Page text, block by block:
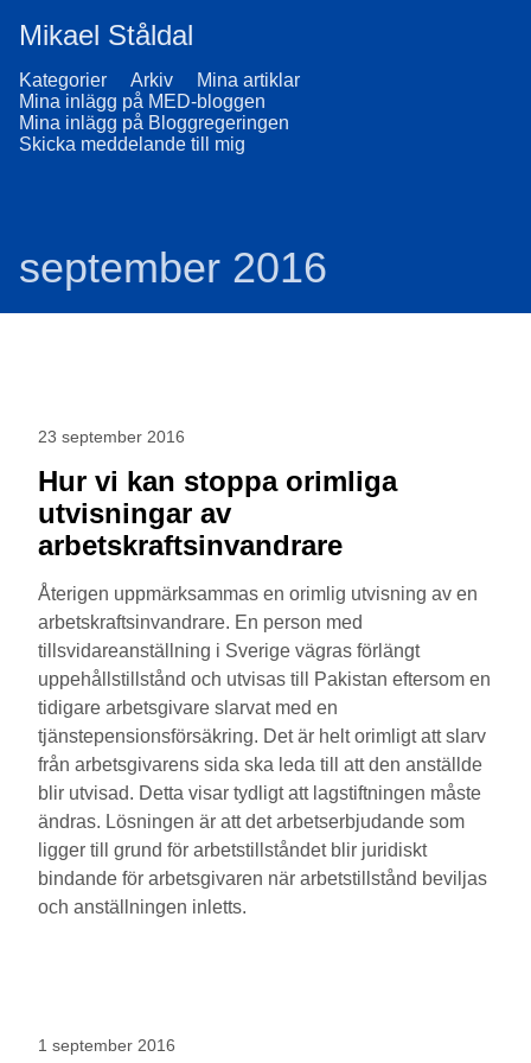
Mikael Ståldal
Kategorier Arkiv
Mina artiklar
Mina inlägg på MED-bloggen
Mina inlägg på Bloggregeringen
Skicka meddelande till mig
september 2016
23 september 2016
Hur vi kan stoppa orimliga
utvisningar av
arbetskraftsinvandrare
Återigen uppmärksammas en orimlig utvisning av en
arbetskraftsinvandrare. En person med
tillsvidareanställning i Sverige vägras förlängt
uppehållstillstånd och utvisas till Pakistan eftersom en
tidigare arbetsgivare slarvat med en
tjänstepensionsförsäkring. Det är helt orimligt att slarv
från arbetsgivarens sida ska leda till att den anställde
blir utvisad. Detta visar tydligt att lagstiftningen måste
ändras. Lösningen är att det arbetserbjudande som
ligger till grund för arbetstillståndet blir juridiskt
bindande för arbetsgivaren när arbetstillstånd beviljas
och anställningen inletts.
1 september 2016